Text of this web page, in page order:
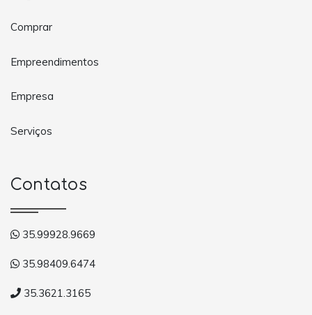
Comprar
Empreendimentos
Empresa
Serviços
Contatos
35.99928.9669
35.98409.6474
35.3621.3165